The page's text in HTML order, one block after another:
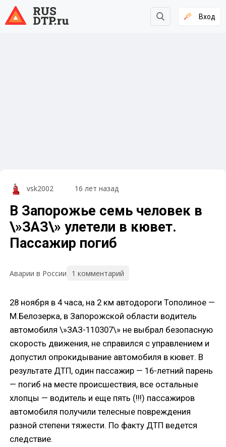
Вход
vsk2002 16 лет назад
В Запорожье семь человек в
\»ЗАЗ\» улетели в кювет.
Пассажир погиб
Аварии в России 1 комментарий
28 ноября в 4 часа, на 2 км автодороги Тополиное —
М.Белозерка, в Запорожской области водитель
автомобиля \»ЗАЗ-110307\» не выбрал безопасную
скорость движения, не справился с управлением и
допустил опрокидывание автомобиля в кювет. В
результате ДТП, один пассажир — 16-летний парень
— погиб на месте происшествия, все остальные
хлопцы — водитель и еще пять (!!!) пассажиров
автомобиля получили телесные повреждения
разной степени тяжести. По факту ДТП ведется
следствие.